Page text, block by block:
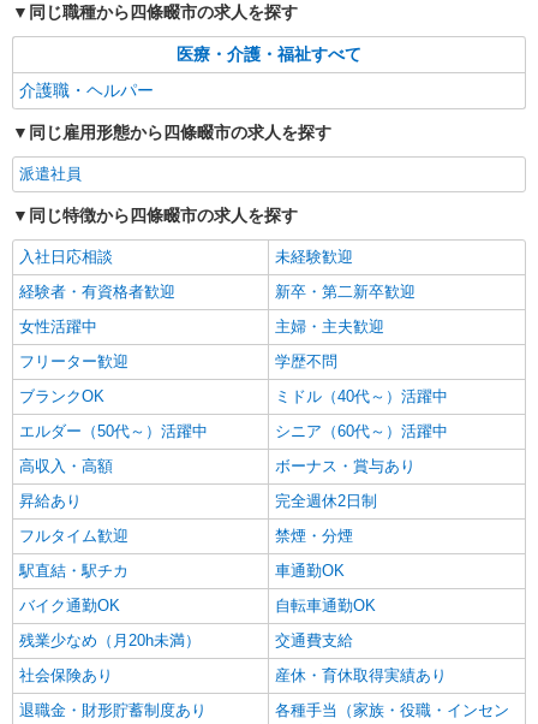
正社員
訪問介護事業所 ソラスト四條畷/2780000022-014
月給294,100円
キープ
正社員
サービス付高齢者向け住宅 エルダーガーデン四條畷/2780000020-011
介護職員（ヘルパー）（夜勤専従）
月給255,410円〜272,020円（経験・能力等に
円）含む。※夜勤1回あたり6,201〜6,362円（深夜
割増＋夜勤1手当）
大阪府四條畷市中野3-6-12
キープ 詳細を見る
同じ職種から四條畷市の求人を探す
医療・介護・福祉すべて
介護職・ヘルパー
同じ雇用形態から四條畷市の求人を探す
派遣社員
同じ特徴から四條畷市の求人を探す
入社日応相談
未経験歓迎
経験者・有資格者歓迎
新卒・第二新卒歓迎
女性活躍中
主婦・主夫歓迎
フリーター歓迎
学歴不問
ブランクOK
ミドル（40代～）活躍中
エルダー（50代～）活躍中
シニア（60代～）活躍中
高収入・高額
ボーナス・賞与あり
昇給あり
完全週休2日制
フルタイム歓迎
禁煙・分煙
駅直結・駅チカ
車通勤OK
バイク通勤OK
自転車通勤OK
残業少なめ（月20h未満）
交通費支給
社会保険あり
産休・育休取得実績あり
退職金・財形貯蓄制度あり
各種手当（家族・役職・インセン